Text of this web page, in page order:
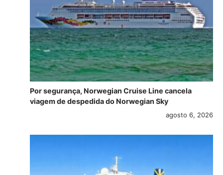
Por segurança, Norwegian Cruise Line cancela
viagem de despedida do Norwegian Sky
agosto 6, 2026